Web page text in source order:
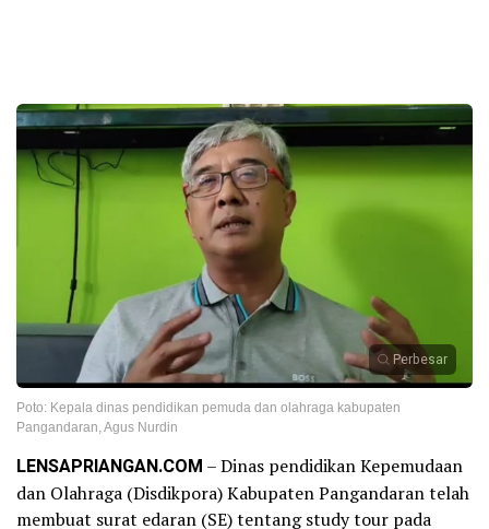
Perbesar
Poto: Kepala dinas pendidikan pemuda dan olahraga kabupaten
Pangandaran, Agus Nurdin
LENSAPRIANGAN.COM – Dinas pendidikan Kepemudaan
dan Olahraga (Disdikpora) Kabupaten Pangandaran telah
membuat surat edaran (SE) tentang study tour pada